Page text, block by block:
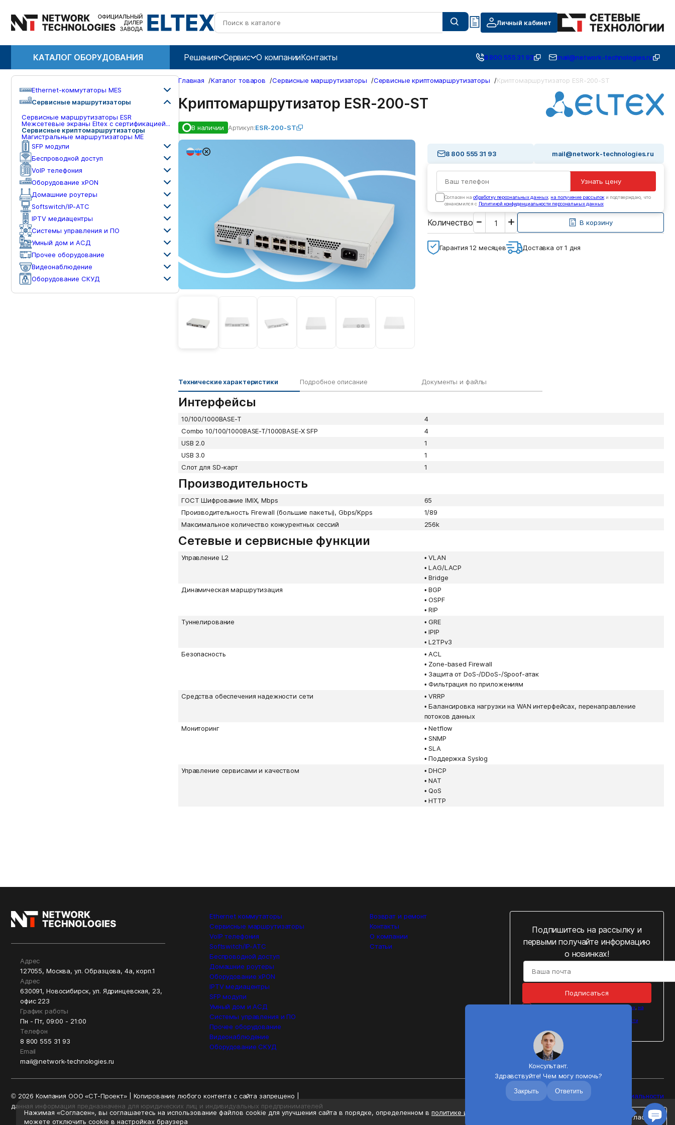
Личный кабинет
КАТАЛОГ ОБОРУДОВАНИЯ Решения Сервис О компанииКонтакты 8 800 555 31 93 mail@network-technologies.ru
Ethernet-коммутаторы MES
Сервисные маршрутизаторы
Сервисные маршрутизаторы ESR
Межсетевые экраны Eltex с сертификацией ФСТЭК для защиты сети
Сервисные криптомаршрутизаторы
Магистральные маршрутизаторы ME
SFP модули
Беспроводной доступ
VoIP телефония
Оборудование xPON
Домашние роутеры
Softswitch/IP-ATC
IPTV медиацентры
Системы управления и ПО
Умный дом и АСД
Прочее оборудование
Видеонаблюдение
Оборудование СКУД
Главная /Каталог товаров /Сервисные маршрутизаторы /Сервисные криптомаршрутизаторы /Криптомаршрутизатор ESR-200-ST
Криптомаршрутизатор ESR-200-ST
В наличии Артикул:ESR-200-ST
8 800 555 31 93 mail@network-technologies.ru
Узнать цену
Cогласен наобработку персональных данных, на получение рассылок и подтверждаю, что
ознакомился с Политикой конфиденциальности персональных данных
Количество
Введите
необходимое
количество
В корзину
Гарантия 12 месяцев Доставка от 1 дня
Технические характеристики Подробное описание Документы и файлы
Интерфейсы
10/100/1000BASE-T
4
Combo 10/100/1000BASE-T/1000BASE-X SFP
4
USB 2.0
1
USB 3.0
1
Слот для SD-карт
1
Производительность
ГОСТ Шифрование IMIX, Mbps
65
Производительность Firewall (большие пакеты), Gbps/Kpps
1/89
Максимальное количество конкурентных сессий
256k
Сетевые и сервисные функции
Управление L2 •VLAN
•LAG/LACP
•Bridge
Динамическая маршрутизация
•BGP
•OSPF
•RIP
Туннелирование
•GRE
•IPIP
•L2TPv3
Безопасность
•ACL
• Zone-based Firewall
• Защита от DoS-/DDoS-/Spoof-атак
•Фильтрация по приложениям
Средства обеспечения надежности сети
•VRRP
•Балансировка нагрузки на WAN интерфейсах, перенаправление
потоков данных
Мониторинг
•Netflow
•SNMP
•SLA
•Поддержка Syslog
Управление сервисами и качеством
•DHCP
•NAT
•QoS
•HTTP
Нажимая «Согласен», вы соглашаетесь на использование файлов cookie для улучшения сайта в порядке, определенном в политике использования файлов «cookie».
можете отключить cookie в настройках браузера
Согласен
Адрес
127055, Москва, ул. Образцова, 4а, корп.1
Адрес
630091, Новосибирск, ул. Ядринцевская, 23,
офис 223
График работы
Пн - Пт, 09:00 - 21:00
Телефон
8 800 555 31 93
Email
mail@network-technologies.ru
Ethernet коммутаторы
Сервисные маршрутизаторы
VoIP телефония
Softswitch/IP-ATC
Беспроводной доступ
Домашние роутеры
Оборудование xPON
IPTV медиацентры
SFP модули
Умный дом и АСД
Системы управления и ПО
Прочее оборудование
Видеонаблюдение
Оборудование СКУД
Возврат и ремонт
Контакты
О компании
Статьи
Подпишитесь на рассылку и
первыми получайте информацию
о новинках!
Подписаться
обработку персональных данных, на
Политикой конфиденциальности
© 2026 Компания ООО «СТ-Проект» | Копирование любого контента с сайта запрещено |
данная информация предназначена для юридических лиц и индивидуальных предпринимателей
Политика конфиденциальности
Консультант.
Здравствуйте! Чем могу помочь?
Закрыть Ответить